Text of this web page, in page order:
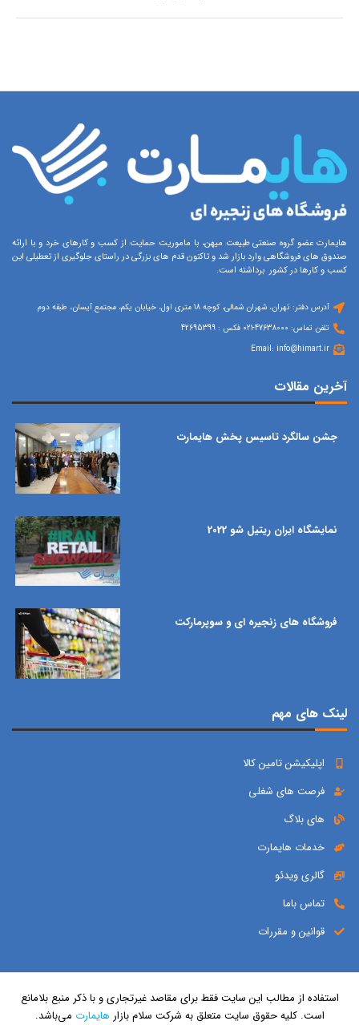
هایمارت عضو گروه صنعتی طبیعت میهن، با ماموریت حمایت از کسب و کارهای خرد و با ارائه
صندوق های فروشگاهی وارد بازار شد و تاکنون قدم های بزرگی در راستای جلوگیری از تعطیلی این
کسب و کارها در کشور برداشته است.
آدرس دفتر: تهران، شهران شمالی، کوچه 18 متری اول، خیابان یکم، مجتمع آیسان، طبقه دوم
تلفن تماس: 47638000-021 فکس : 42695399
Email: info@himart.ir
آخرین مقالات
جشن سالگرد تاسیس پخش هایمارت
نمایشگاه ایران ریتیل شو 2022
فروشگاه های زنجیره ای و سوپرمارکت
لینک های مهم
اپلیکیشن تامین کالا
فرصت های شغلی
های بلاگ
خدمات هایمارت
گالری ویدئو
تماس باما
قوانین و مقررات
استفاده از مطالب این سایت فقط برای مقاصد غیرتجاری و با ذکر منبع بلامانع
است. کلیه حقوق سایت متعلق به شرکت سلام بازار هایمارت می‌باشد.